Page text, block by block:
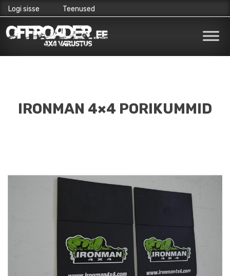
to
Logi sisse Teenused
IRONMAN 4×4 PORIKUMMID